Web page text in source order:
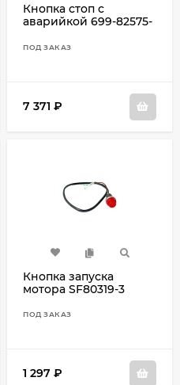
Кнопка стоп с
аварийкой 699-82575-
ПОД ЗАКАЗ
7 371 ₽
Кнопка запуска
мотора SF80319-3
ПОД ЗАКАЗ
1 297 ₽